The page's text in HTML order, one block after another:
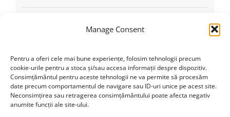
Manage Consent
Pentru a oferi cele mai bune experiențe, folosim tehnologii precum
cookie-urile pentru a stoca și/sau accesa informații despre dispozitiv.
Consimțământul pentru aceste tehnologii ne va permite să procesăm
date precum comportamentul de navigare sau ID-uri unice pe acest site.
Neconsimțirea sau retragerea consimțământului poate afecta negativ
anumite funcții ale site-ului.